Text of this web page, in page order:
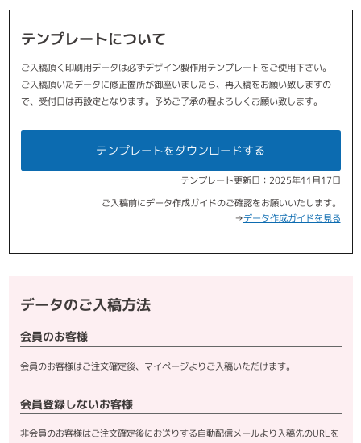
テンプレートについて
ご入稿頂く印刷用データは必ずデザイン製作用テンプレートをご使用下さい。
ご入稿頂いたデータに修正箇所が御座いましたら、再入稿をお願い致しますの
で、受付日は再設定となります。予めご了承の程よろしくお願い致します。
テンプレートをダウンロードする
テンプレート更新日：2025年11月17日
ご入稿前にデータ作成ガイドのご確認をお願いいたします。
→データ作成ガイドを見る
データのご入稿方法
会員のお客様
会員のお客様はご注文確定後、マイページよりご入稿いただけます。
会員登録しないお客様
非会員のお客様はご注文確定後にお送りする自動配信メールより入稿先のURLを